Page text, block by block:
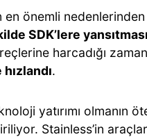
en önemli
SDK’lere yansıtması
harcadığı
.
yatırımı olmanın
Stainless’in